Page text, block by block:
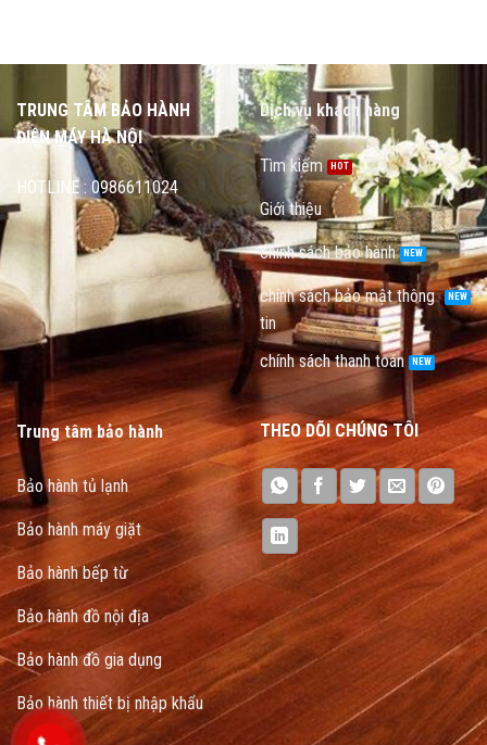
TRUNG TÂM BẢO HÀNH
ĐIỆN MÁY HÀ NỘI
HOTLINE : 0986611024
Dịch vụ khách hàng
Tìm kiếm
Giới thiệu
chính sách bảo hành
chính sách bảo mật thông
tin
chính sách thanh toán
Trung tâm bảo hành
Bảo hành tủ lạnh
Bảo hành máy giặt
Bảo hành bếp từ
Bảo hành đồ nội địa
Bảo hành đồ gia dụng
Bảo hành thiết bị nhập khẩu
THEO DÕI CHÚNG TÔI